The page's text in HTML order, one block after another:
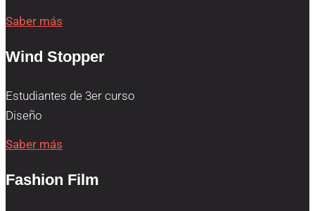
Saber más
Wind Stopper
Estudiantes de 3er curso
Diseño
Saber más
Fashion Film